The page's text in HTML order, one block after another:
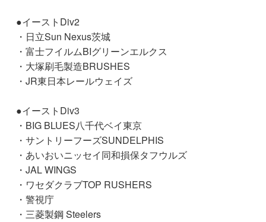
●イーストDiv2
・日立Sun Nexus茨城
・富士フイルムBIグリーンエルクス
・大塚刷毛製造BRUSHES
・JR東日本レールウェイズ
●イーストDiv3
・BIG BLUES八千代ベイ東京
・サントリーフーズSUNDELPHIS
・あいおいニッセイ同和損保タフウルズ
・JAL WINGS
・ワセダクラブTOP RUSHERS
・警視庁
・三菱製鋼 Steelers